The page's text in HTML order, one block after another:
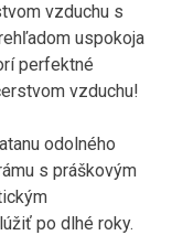
vzduchu s
uspokoja
perfektné
vzduchu!
odolného
s práškovým
po dlhé roky.